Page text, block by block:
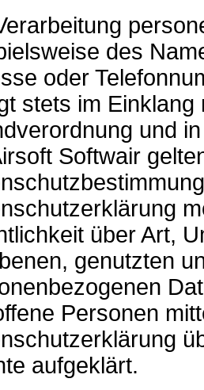
des
oder
stets im
und
Softwair
über Art,
genutzten
Personen
aufgeklärt.